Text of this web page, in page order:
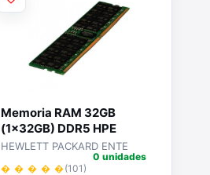
Memoria RAM 32GB
(1x32GB) DDR5 HPE
P43328-B21 para
HEWLETT PACKARD ENTE
� � � � �(101)
0 unidades